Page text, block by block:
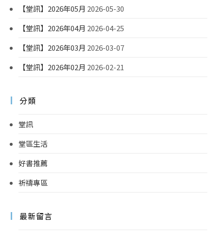
【堂訊】2026年05月 2026-05-30
【堂訊】2026年04月 2026-04-25
【堂訊】2026年03月 2026-03-07
【堂訊】2026年02月 2026-02-21
分類
堂訊
堂區生活
好書推薦
祈禱專區
最新留言